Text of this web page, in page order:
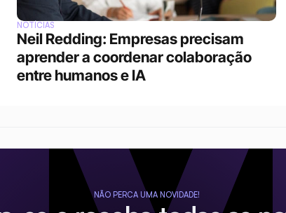
NOTÍCIAS
Neil Redding: Empresas precisam
aprender a coordenar colaboração
entre humanos e IA
NÃO PERCA UMA NOVIDADE!